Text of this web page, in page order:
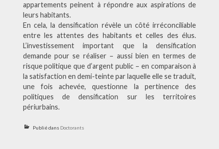
appartements peinent à répondre aux aspirations de
leurs habitants.
En cela, la densification révèle un côté irréconciliable
entre les attentes des habitants et celles des élus.
L’investissement important que la densification
demande pour se réaliser – aussi bien en termes de
risque politique que d’argent public – en comparaison à
la satisfaction en demi-teinte par laquelle elle se traduit,
une fois achevée, questionne la pertinence des
politiques de densification sur les territoires
périurbains.
Publié dans Doctorants